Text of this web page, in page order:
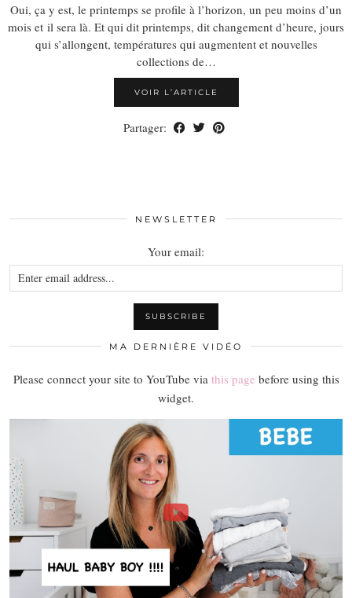
Oui, ça y est, le printemps se profile à l’horizon, un peu moins d’un
mois et il sera là. Et qui dit printemps, dit changement d’heure, jours
qui s’allongent, températures qui augmentent et nouvelles
collections de…
VOIR L’ARTICLE
Partager:
NEWSLETTER
Your email:
MA DERNIÈRE VIDÉO
Please connect your site to YouTube via this page before using this
widget.